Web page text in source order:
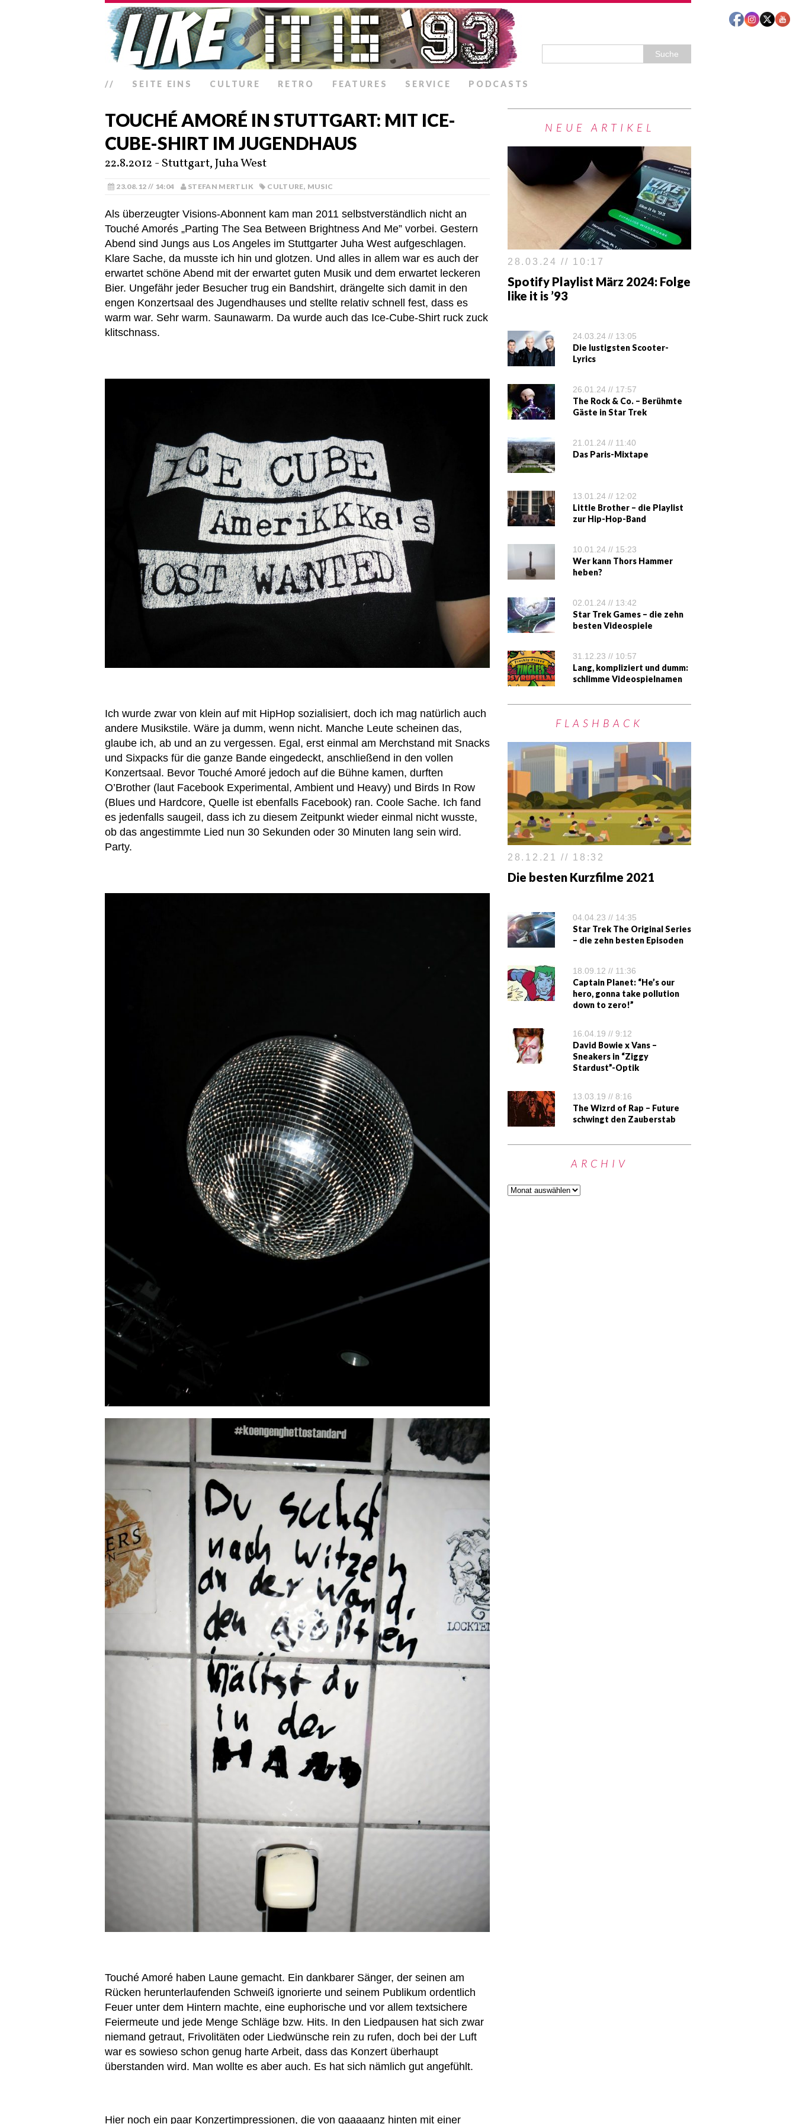
// SEITE EINS CULTURE RETRO FEATURES SERVICE PODCASTS
TOUCHÉ AMORÉ IN STUTTGART: MIT ICE-
CUBE-SHIRT IM JUGENDHAUS
22.8.2012 - Stuttgart, Juha West
23.08.12 // 14:04 STEFAN MERTLIK CULTURE, MUSIC
Als überzeugter Visions-Abonnent kam man 2011 selbstverständlich nicht an
Touché Amorés „Parting The Sea Between Brightness And Me” vorbei. Gestern
Abend sind Jungs aus Los Angeles im Stuttgarter Juha West aufgeschlagen.
Klare Sache, da musste ich hin und glotzen. Und alles in allem war es auch der
erwartet schöne Abend mit der erwartet guten Musik und dem erwartet leckeren
Bier. Ungefähr jeder Besucher trug ein Bandshirt, drängelte sich damit in den
engen Konzertsaal des Jugendhauses und stellte relativ schnell fest, dass es
warm war. Sehr warm. Saunawarm. Da wurde auch das Ice-Cube-Shirt ruck zuck
klitschnass.
Ich wurde zwar von klein auf mit HipHop sozialisiert, doch ich mag natürlich auch
andere Musikstile. Wäre ja dumm, wenn nicht. Manche Leute scheinen das,
glaube ich, ab und an zu vergessen. Egal, erst einmal am Merchstand mit Snacks
und Sixpacks für die ganze Bande eingedeckt, anschließend in den vollen
Konzertsaal. Bevor Touché Amoré jedoch auf die Bühne kamen, durften
O’Brother (laut Facebook Experimental, Ambient und Heavy) und Birds In Row
(Blues und Hardcore, Quelle ist ebenfalls Facebook) ran. Coole Sache. Ich fand
es jedenfalls saugeil, dass ich zu diesem Zeitpunkt wieder einmal nicht wusste,
ob das angestimmte Lied nun 30 Sekunden oder 30 Minuten lang sein wird.
Party.
Touché Amoré haben Laune gemacht. Ein dankbarer Sänger, der seinen am
Rücken herunterlaufenden Schweiß ignorierte und seinem Publikum ordentlich
Feuer unter dem Hintern machte, eine euphorische und vor allem textsichere
Feiermeute und jede Menge Schläge bzw. Hits. In den Liedpausen hat sich zwar
niemand getraut, Frivolitäten oder Liedwünsche rein zu rufen, doch bei der Luft
war es sowieso schon genug harte Arbeit, dass das Konzert überhaupt
überstanden wird. Man wollte es aber auch. Es hat sich nämlich gut angefühlt.
Hier noch ein paar Konzertimpressionen, die von gaaaaanz hinten mit einer
NEUE ARTIKEL
28.03.24 // 10:17
Spotify Playlist März 2024: Folge
like it is ’93
24.03.24 // 13:05
Die lustigsten Scooter-
Lyrics
26.01.24 // 17:57
The Rock & Co. – Berühmte
Gäste in Star Trek
21.01.24 // 11:40
Das Paris-Mixtape
13.01.24 // 12:02
Little Brother – die Playlist
zur Hip-Hop-Band
10.01.24 // 15:23
Wer kann Thors Hammer
heben?
02.01.24 // 13:42
Star Trek Games – die zehn
besten Videospiele
31.12.23 // 10:57
Lang, kompliziert und dumm:
schlimme Videospielnamen
FLASHBACK
28.12.21 // 18:32
Die besten Kurzfilme 2021
04.04.23 // 14:35
Star Trek The Original Series
– die zehn besten Episoden
18.09.12 // 11:36
Captain Planet: “He’s our
hero, gonna take pollution
down to zero!”
16.04.19 // 9:12
David Bowie x Vans –
Sneakers in “Ziggy
Stardust”-Optik
13.03.19 // 8:16
The Wizrd of Rap – Future
schwingt den Zauberstab
ARCHIV